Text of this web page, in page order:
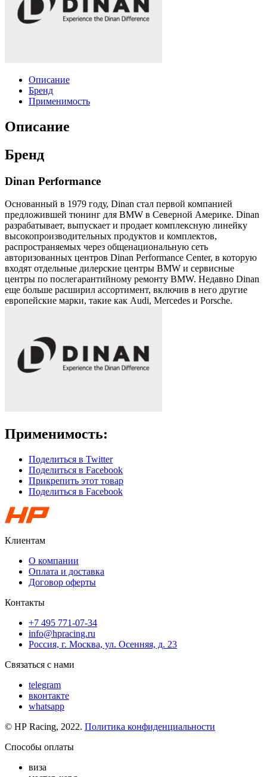
Описание
Бренд
Применимость
Описание
Бренд
Dinan Performance
Основанный в 1979 году, Dinan стал первой компанией
предложившей тюнинг для BMW в Северной Америке. Dinan
разрабатывает, выпускает и продает комплексную линейку
высокопроизводительных продуктов и комплектов,
распространяемых через общенациональную сеть
авторизованных центров Dinan Performance Center, в которую
входят отдельные дилерские центры BMW и сервисные
центры по послегарантийному ремонту BMW. Недавно Dinan
еще больше расширил ассортимент, включив в него другие
европейские марки, такие как Audi, Mercedes и Porsche.
Применимость:
Поделиться в Twitter
Поделиться в Facebook
Прикрепить этот товар
Поделиться в Facebook
Клиентам
О компании
Оплата и доставка
Договор оферты
Контакты
+7 495 771-07-34
info@hpracing.ru
Россия, г. Москва, ул. Осенняя, д. 23
Связаться с нами
telegram
вконтакте
whatsapp
© HP Racing, 2022. Политика конфиденциальности
Способы оплаты
виза